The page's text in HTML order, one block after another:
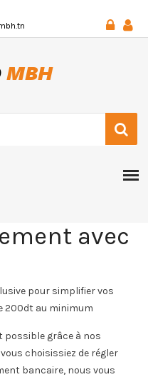
avec
pour simplifier vos
200dt au minimum
possible grâce à nos
choisissiez de régler
bancaire, nous vous